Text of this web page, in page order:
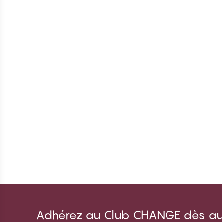
Adhérez au Club CHANGE dès